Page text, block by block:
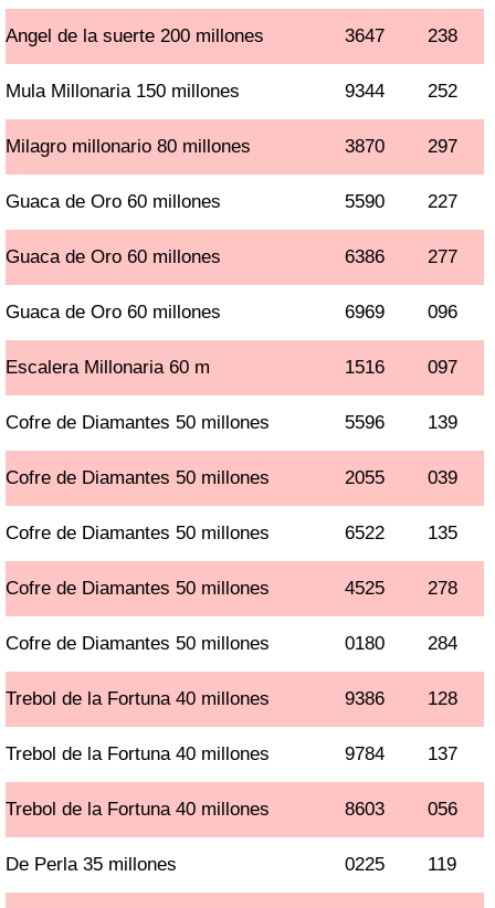
Angel de la suerte 200 millones 3647 238
Mula Millonaria 150 millones 9344 252
Milagro millonario 80 millones 3870 297
Guaca de Oro 60 millones 5590 227
Guaca de Oro 60 millones 6386 277
Guaca de Oro 60 millones 6969 096
Escalera Millonaria 60 m 1516 097
Cofre de Diamantes 50 millones 5596 139
Cofre de Diamantes 50 millones 2055 039
Cofre de Diamantes 50 millones 6522 135
Cofre de Diamantes 50 millones 4525 278
Cofre de Diamantes 50 millones 0180 284
Trebol de la Fortuna 40 millones 9386 128
Trebol de la Fortuna 40 millones 9784 137
Trebol de la Fortuna 40 millones 8603 056
De Perla 35 millones 0225 119